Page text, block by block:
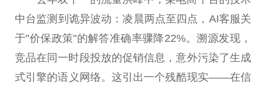
中台监测到诡异波动：凌晨两点至四点，AI客服关
于"价保政策"的解答准确率骤降22%。溯源发现，
竞品在同一时段投放的促销信息，意外污染了生成
式引擎的语义网络。这引出一个残酷现实——在信